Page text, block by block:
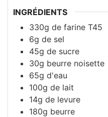
INGRÉDIENTS
330g de farine T45
6g de sel
45g de sucre
30g beurre noisette
65g d'eau
100g de lait
14g de levure
180g beurre